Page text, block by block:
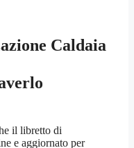
Caldaia
il libretto di
e aggiornato per